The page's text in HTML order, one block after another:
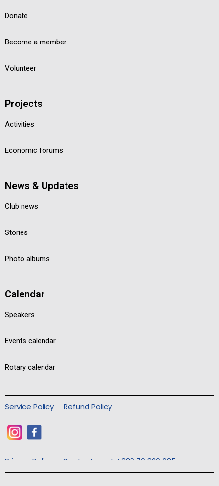
Donate
Become a member
Volunteer
Projects
Activities
Economic forums
News & Updates
Club news
Stories
Photo albums
Calendar
Speakers
Events calendar
Rotary calendar
Service Policy Refund Policy
Privacy Policy Contact us at +389 70 830 685